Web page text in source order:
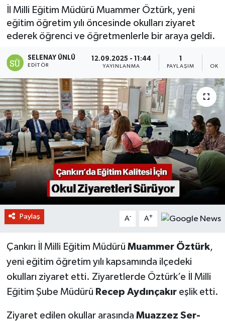
İl Milli Eğitim Müdürü Muammer Öztürk, yeni
eğitim öğretim yılı öncesinde okulları ziyaret
ederek öğrenci ve öğretmenlerle bir araya geldi.
SELENAY ÜNLÜ
EDITÖR
12.09.2025 - 11:44
YAYINLANMA PAYLAŞIM
Paylaş A- A+
Çankırı İl Milli Eğitim Müdürü Muammer Öztürk,
yeni eğitim öğretim yılı kapsamında ilçedeki
okulları ziyaret etti. Ziyaretlerde Öztürk’e İl Milli
Eğitim Şube Müdürü Recep Aydınçakıreşlik etti.
Ziyaret edilen okullar arasında Muazzez Ser-